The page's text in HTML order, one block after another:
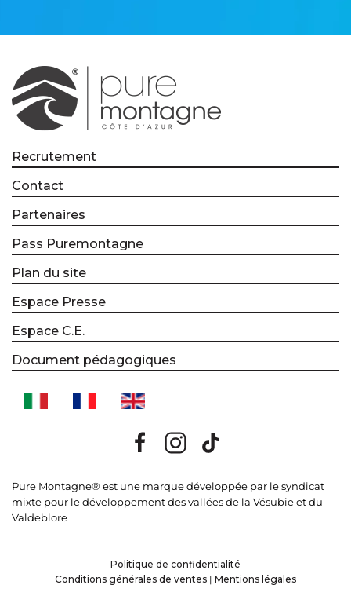
Recrutement
Contact
Partenaires
Pass Puremontagne
Plan du site
Espace Presse
Espace C.E.
Document pédagogiques
Pure Montagne® est une marque développée par le syndicat
mixte pour le développement des vallées de la Vésubie et du
Valdeblore
Politique de confidentialité
Conditions générales de ventes | Mentions légales